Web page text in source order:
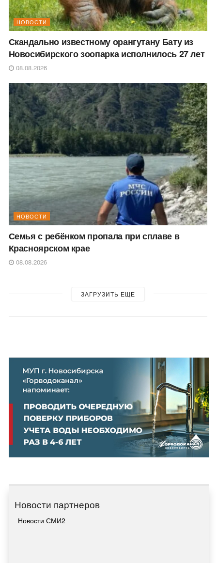
НОВОСТИ
Скандально известному орангутану Бату из
Новосибирского зоопарка исполнилось 27 лет
08.08.2026
НОВОСТИ
Семья с ребёнком пропала при сплаве в
Красноярском крае
08.08.2026
ЗАГРУЗИТЬ ЕЩЕ
Новости партнеров
Новости СМИ2